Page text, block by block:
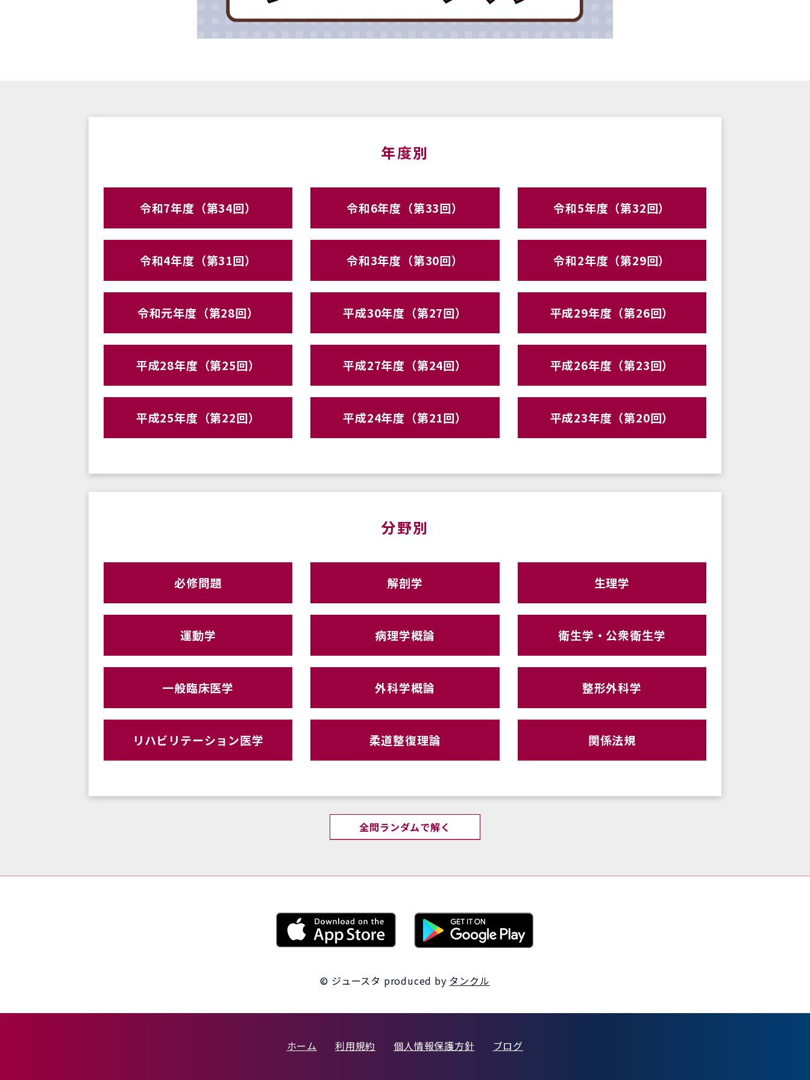
年度別
令和7年度（第34回） 令和6年度（第33回） 令和5年度（第32回）
令和4年度（第31回） 令和3年度（第30回） 令和2年度（第29回）
令和元年度（第28回） 平成30年度（第27回） 平成29年度（第26回）
平成28年度（第25回） 平成27年度（第24回） 平成26年度（第23回）
平成25年度（第22回） 平成24年度（第21回） 平成23年度（第20回）
分野別
必修問題 解剖学 生理学
運動学 病理学概論 衛生学・公衆衛生学
一般臨床医学 外科学概論 整形外科学
リハビリテーション医学 柔道整復理論 関係法規
全問ランダムで解く
© ジュースタ produced by タンクル
ホーム 利用規約 個人情報保護方針 ブログ